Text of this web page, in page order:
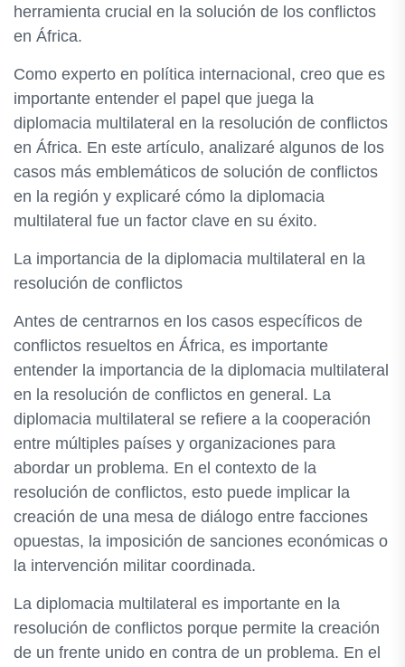
herramienta crucial en la solución de los conflictos
en África.
Como experto en política internacional, creo que es
importante entender el papel que juega la
diplomacia multilateral en la resolución de conflictos
en África. En este artículo, analizaré algunos de los
casos más emblemáticos de solución de conflictos
en la región y explicaré cómo la diplomacia
multilateral fue un factor clave en su éxito.
La importancia de la diplomacia multilateral en la
resolución de conflictos
Antes de centrarnos en los casos específicos de
conflictos resueltos en África, es importante
entender la importancia de la diplomacia multilateral
en la resolución de conflictos en general. La
diplomacia multilateral se refiere a la cooperación
entre múltiples países y organizaciones para
abordar un problema. En el contexto de la
resolución de conflictos, esto puede implicar la
creación de una mesa de diálogo entre facciones
opuestas, la imposición de sanciones económicas o
la intervención militar coordinada.
La diplomacia multilateral es importante en la
resolución de conflictos porque permite la creación
de un frente unido en contra de un problema. En el